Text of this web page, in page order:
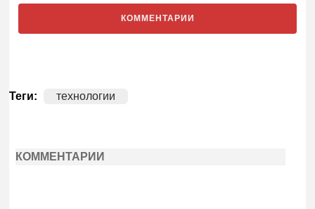
КОММЕНТАРИИ
Теги: технологии
КОММЕНТАРИИ